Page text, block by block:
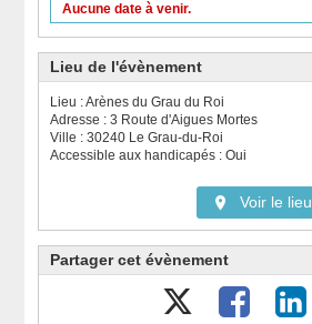
Aucune date à venir.
Lieu de l'évènement
Lieu : Arènes du Grau du Roi
Adresse : 3 Route d'Aigues Mortes
Ville : 30240 Le Grau-du-Roi
Accessible aux handicapés : Oui
Voir le lieu
Partager cet évènement